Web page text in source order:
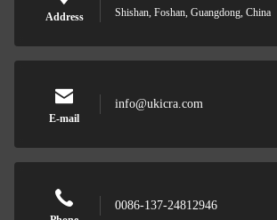
Address
Shishan, Foshan, Guangdong, China
E-mail
info@ukicra.com
0086-137-24812946